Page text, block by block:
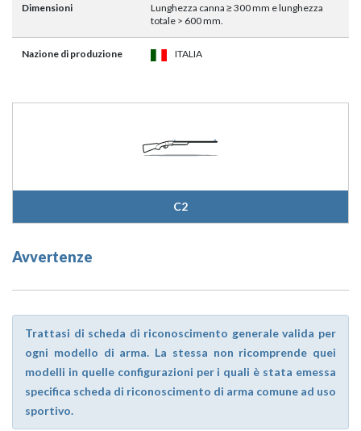
Dimensioni
Lunghezza canna ≥ 300 mm e lunghezza
totale > 600 mm.
Nazione di produzione ITALIA
C2
Avvertenze
Trattasi di scheda di riconoscimento generale valida per
ogni modello di arma. La stessa non ricomprende quei
modelli in quelle configurazioni per i quali è stata emessa
specifica scheda di riconoscimento di arma comune ad uso
sportivo.